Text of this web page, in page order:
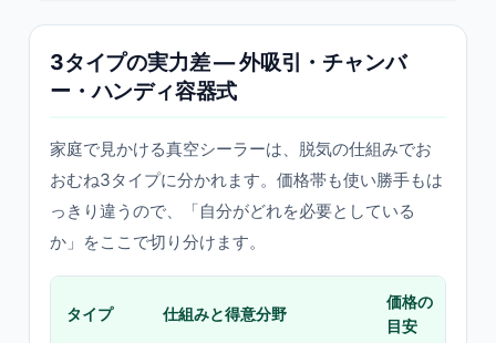
3タイプの実力差 — 外吸引・チャンバ
ー・ハンディ容器式
家庭で見かける真空シーラーは、脱気の仕組みでお
おむね3タイプに分かれます。価格帯も使い勝手もは
っきり違うので、「自分がどれを必要としている
か」をここで切り分けます。
タイプ 仕組みと得意分野
価格の
目安